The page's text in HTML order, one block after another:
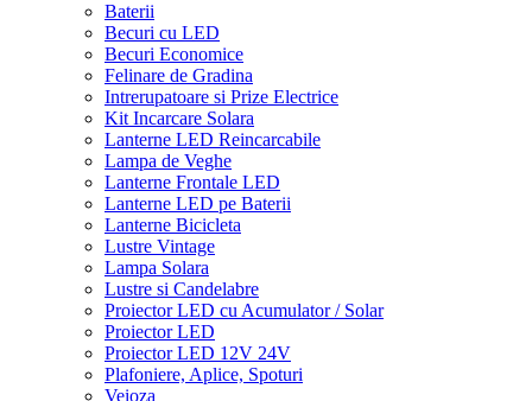
Baterii
Becuri cu LED
Becuri Economice
Felinare de Gradina
Intrerupatoare si Prize Electrice
Kit Incarcare Solara
Lanterne LED Reincarcabile
Lampa de Veghe
Lanterne Frontale LED
Lanterne LED pe Baterii
Lanterne Bicicleta
Lustre Vintage
Lampa Solara
Lustre si Candelabre
Proiector LED cu Acumulator / Solar
Proiector LED
Proiector LED 12V 24V
Plafoniere, Aplice, Spoturi
Veioza